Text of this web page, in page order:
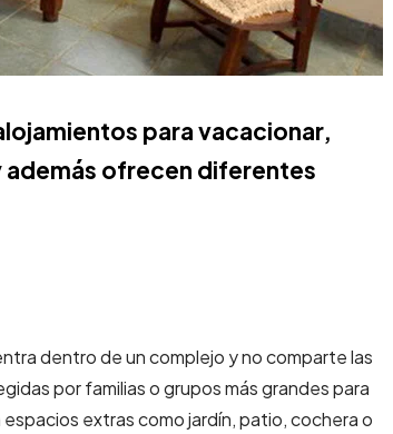
para vacacionar,
ofrecen diferentes
dentro de un complejo y no comparte las
por familias o grupos más grandes para
extras como jardín, patio, cochera o